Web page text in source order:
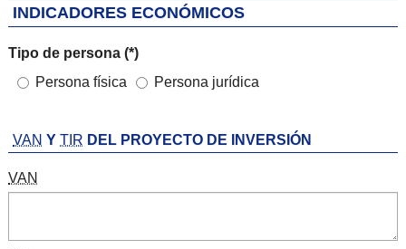
INDICADORES ECONÓMICOS
Tipo de persona (*)
Persona física
Persona jurídica
VAN Y TIR DEL PROYECTO DE INVERSIÓN
VAN